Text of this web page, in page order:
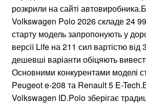
розкрили на сайті
Volkswagen Polo 2026 складе 24
старту модель запропонують у
версії Life на 211 сил вартістю
дешевші варіанти обіцяють
Основними конкурентами моделі
Peugeot e-208 та Renault 5 E-
Volkswagen ID.Polo зберігає